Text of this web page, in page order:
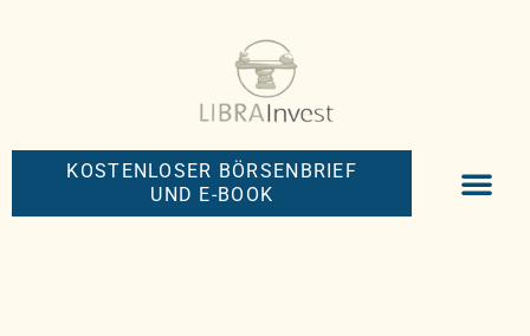
KOSTENLOSER BÖRSENBRIEF
UND E-BOOK